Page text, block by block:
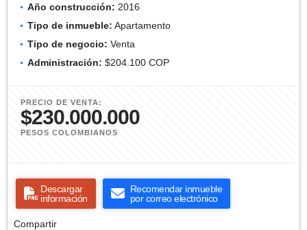
Año construcción: 2016
Tipo de inmueble: Apartamento
Tipo de negocio: Venta
Administración: $204.100 COP
PRECIO DE VENTA:
$230.000.000
PESOS COLOMBIANOS
Descargar
información
Recomendar inmueble
por correo electrónico
Compartir